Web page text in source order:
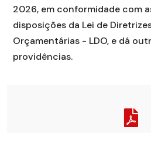
2026, em conformidade com
disposições da Lei de
Orçamentárias - LDO, e dá
providências.